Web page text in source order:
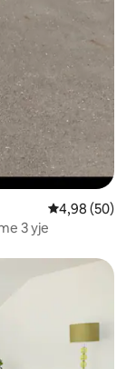
Vlerësimi
4,98 (50)
3 yje